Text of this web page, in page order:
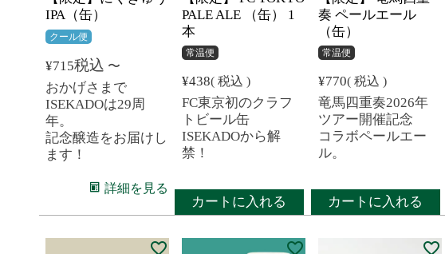
IPA（缶）
クール便
¥715税込 〜
おかげさまで
ISEKADOは29周
年。
記念醸造をお届けし
ます！
詳細を見る
PALE ALE （缶） 1
本
常温便
¥438 税込
FC東京初のクラフ
トビール缶
ISEKADOから解
禁！
カートに入れる
奏 ペールエール
（缶）
常温便
¥770 税込
竜馬四重奏2026年
ツアー開催記念
コラボペールエー
ル。
カートに入れる